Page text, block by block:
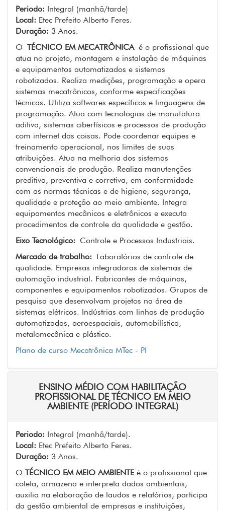
Periodo: Integral (manhã/tarde)
Local: Etec Prefeito Alberto Feres.
Duração: 3 Anos.
O TÉCNICO EM MECATRÔNICAé o profissional que
atua no projeto, montagem e instalação de máquinas
e equipamentos automatizados e sistemas
robotizados. Realiza medições, programação e opera
sistemas mecatrônicos, conforme especificações
técnicas. Utiliza softwares específicos e linguagens de
programação. Atua com tecnologias de manufatura
aditiva, sistemas ciberfísicos e processos de produção
com internet das coisas. Pode coordenar equipes e
treinamento operacional, nos limites de suas
atribuições. Atua na melhoria dos sistemas
convencionais de produção. Realiza manutenções
preditiva, preventiva e corretiva, em conformidade
com as normas técnicas e de higiene, segurança,
qualidade e proteção ao meio ambiente. Integra
equipamentos mecânicos e eletrônicos e executa
procedimentos de controle da qualidade e gestão.
Eixo Tecnológico: Controle e Processos Industriais.
Mercado de trabalho: Laboratórios de controle de
qualidade. Empresas integradoras de sistemas de
automação industrial. Fabricantes de máquinas,
componentes e equipamentos robotizados. Grupos de
pesquisa que desenvolvam projetos na área de
sistemas elétricos. Indústrias com linhas de produção
automatizadas, aeroespaciais, automobilística,
metalomecânica e plástico.
Plano de curso Mecatrônica MTec - PI
ENSINO MÉDIO COM HABILITAÇÃO
PROFISSIONAL DE TÉCNICO EM MEIO
AMBIENTE (PERÍODO INTEGRAL)
Periodo: Integral (manhã/tarde).
Local: Etec Prefeito Alberto Feres.
Duração: 3 Anos.
O TÉCNICO EM MEIO AMBIENTE é o profissional que
coleta, armazena e interpreta dados ambientais,
auxilia na elaboração de laudos e relatórios, participa
da gestão ambiental de empresas e instituições,